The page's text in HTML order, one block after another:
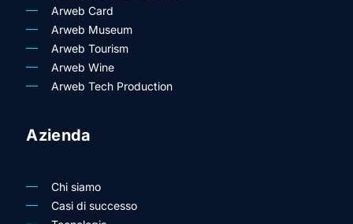
Arweb Card
Arweb Museum
Arweb Tourism
Arweb Wine
Arweb Tech Production
Azienda
Chi siamo
Casi di successo